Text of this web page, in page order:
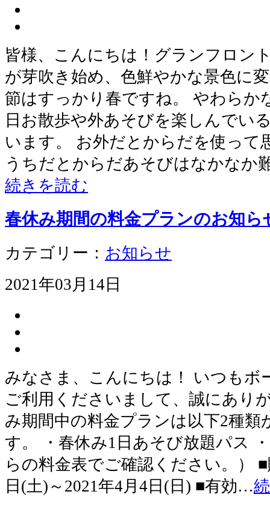
皆様、こんにちは！グランフロン
が芽吹き始め、色鮮やかな景色に
節はすっかり春ですね。 やわらか
日お散歩や外あそびを楽しんでい
います。 お外だとからだを使って
うちだとからだあそびはなかなか
続きを読む
春休み期間の料金プランのお知ら
カテゴリー： お知らせ
2021年03月14日
みなさま、こんにちは！ いつもボ
ご利用くださいまして、誠にあり
み期間中の料金プランは以下2種
す。 ・春休み1日あそび放題パス
らの料金表でご確認ください。）
日(土)～2021年4月4日(日) ■有効…